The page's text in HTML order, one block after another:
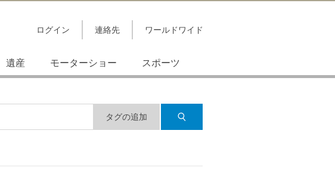
ログイン 連絡先 ワールドワイド
遺産 モーターショー スポーツ
タグの追加